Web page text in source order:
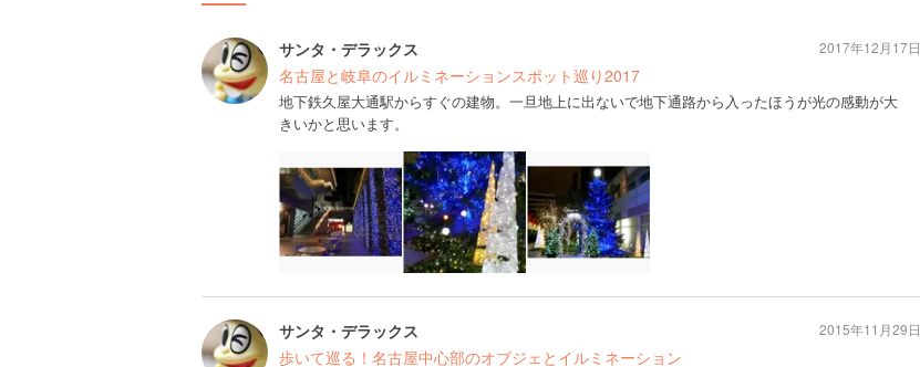
サンタ・デラックス
名古屋と岐阜のイルミネーションスポット巡り2017
地下鉄久屋大通駅からすぐの建物。一旦地上に出ないで地下通路から入ったほうが光の感動が大
きいかと思います。
2017年12月17日
サンタ・デラックス
歩いて巡る！名古屋中心部のオブジェとイルミネーション
2015年11月29日